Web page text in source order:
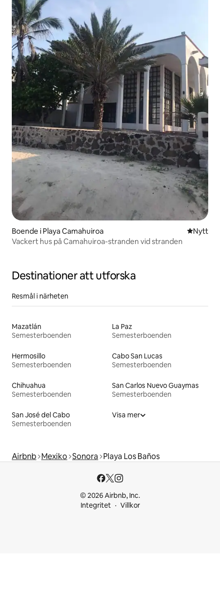
Boende i Playa Camahuiroa NyttNytt
Vackert hus på Camahuiroa-stranden vid stranden
Destinationer att utforska
Resmål i närheten
Mazatlán
Semesterboenden
La Paz
Semesterboenden
Hermosillo
Semesterboenden
Cabo San Lucas
Semesterboenden
Chihuahua
Semesterboenden
San Carlos Nuevo Guaymas
Semesterboenden
San José del Cabo
Semesterboenden
Visa mer
Airbnb Mexiko Sonora Playa Los Baños
© 2026 Airbnb, Inc.
Integritet
Villkor